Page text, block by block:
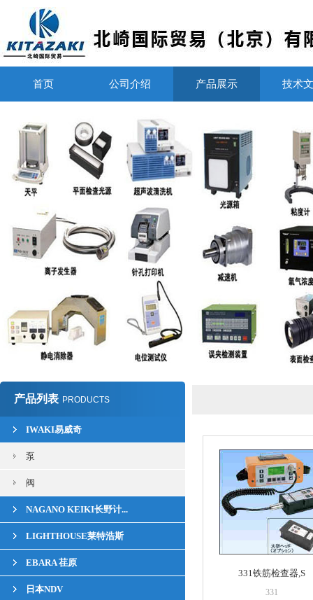
首页 公司介绍 产品展示 技术
产品列表 PRODUCTS
IWAKI易威奇
泵
阀
NAGANO KEIKI长野计...
LIGHTHOUSE莱特浩斯
EBARA 荏原
日本NDV
331铁筋检查器,S
331